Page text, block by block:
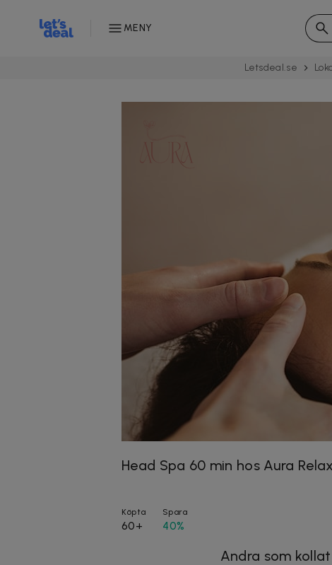
MENY
Letsdeal.se
Head Spa 60 min hos Aura
Köpta
60+
Spara
40%
Andra som